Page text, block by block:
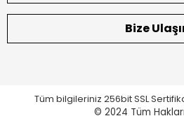
Bize
Tüm bilgileriniz 256bit SSL
© 2024 Tüm